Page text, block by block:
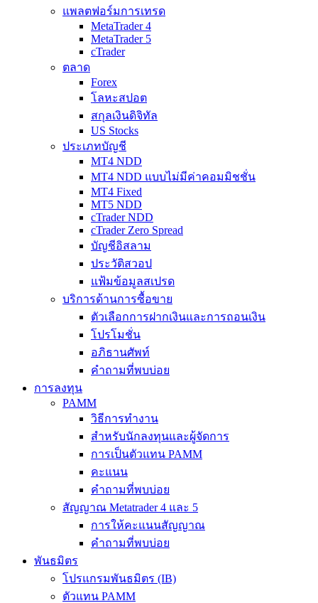
แพลตฟอร์มการเทรด
MetaTrader 4
MetaTrader 5
cTrader
ตลาด
Forex
โลหะสปอต
สกุลเงินดิจิทัล
US Stocks
ประเภทบัญชี
MT4 NDD
MT4 NDD แบบไม่มีค่าคอมมิชชั่น
MT4 Fixed
MT5 NDD
cTrader NDD
cTrader Zero Spread
บัญชีอิสลาม
ประวัติสวอป
แฟ้มข้อมูลสเปรด
บริการด้านการซื้อขาย
ตัวเลือกการฝากเงินและการถอนเงิน
โปรโมชั่น
อภิธานศัพท์
คำถามที่พบบ่อย
การลงทุน
PAMM
วิธีการทำงาน
สำหรับนักลงทุนและผู้จัดการ
การเป็นตัวแทน PAMM
คะแนน
คำถามที่พบบ่อย
สัญญาณ Metatrader 4 และ 5
การให้คะแนนสัญญาณ
คำถามที่พบบ่อย
พันธมิตร
โปรแกรมพันธมิตร (IB)
ตัวแทน PAMM